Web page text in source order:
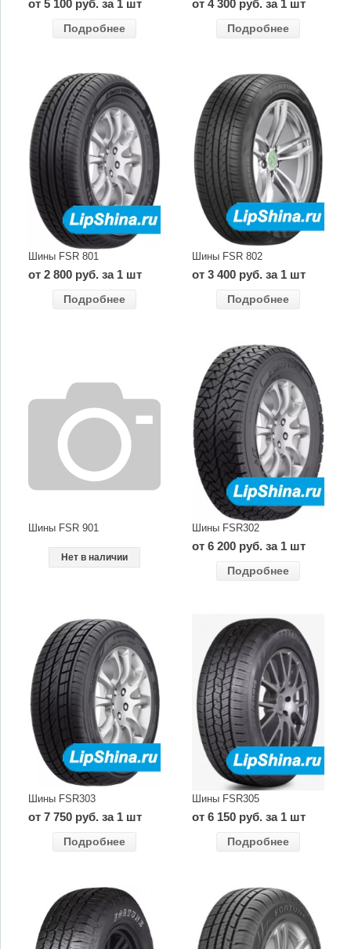
от 5 100 руб. за 1 шт
Подробнее
от 4 300 руб. за 1 шт
Подробнее
Шины FSR 801
от 2 800 руб. за 1 шт
Подробнее
Шины FSR 802
от 3 400 руб. за 1 шт
Подробнее
Шины FSR 901
Нет в наличии
Шины FSR302
от 6 200 руб. за 1 шт
Подробнее
Шины FSR303
от 7 750 руб. за 1 шт
Подробнее
Шины FSR305
от 6 150 руб. за 1 шт
Подробнее